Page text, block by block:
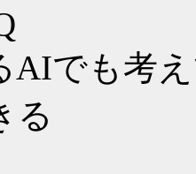
AIでも考
る